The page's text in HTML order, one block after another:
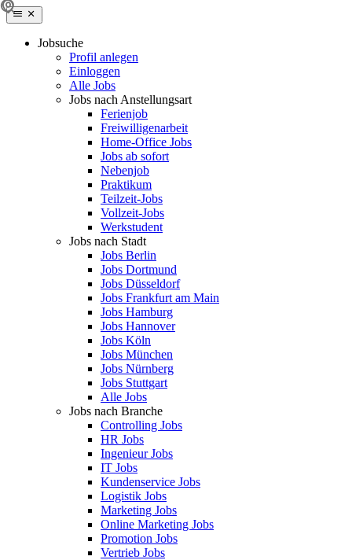
Jobsuche
Profil anlegen
Einloggen
Alle Jobs
Jobs nach Anstellungsart
Ferienjob
Freiwilligenarbeit
Home-Office Jobs
Jobs ab sofort
Nebenjob
Praktikum
Teilzeit-Jobs
Vollzeit-Jobs
Werkstudent
Jobs nach Stadt
Jobs Berlin
Jobs Dortmund
Jobs Düsseldorf
Jobs Frankfurt am Main
Jobs Hamburg
Jobs Hannover
Jobs Köln
Jobs München
Jobs Nürnberg
Jobs Stuttgart
Alle Jobs
Jobs nach Branche
Controlling Jobs
HR Jobs
Ingenieur Jobs
IT Jobs
Kundenservice Jobs
Logistik Jobs
Marketing Jobs
Online Marketing Jobs
Promotion Jobs
Vertrieb Jobs